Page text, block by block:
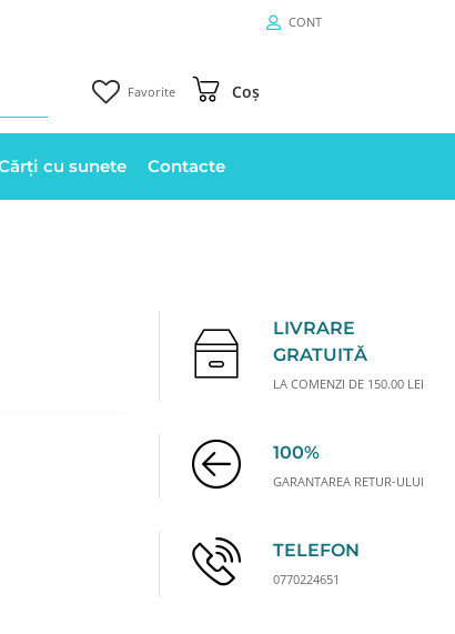
CONT
Favorite Coș
cu sunete Contacte
LIVRARE
GRATUITĂ
LA COMENZI DE 150.00 LEI
100%
GARANTAREA RETUR-ULUI
TELEFON
0770224651